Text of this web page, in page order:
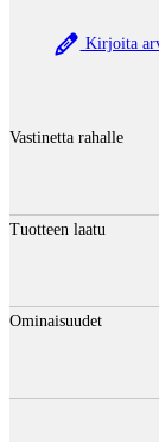
Kirjoita
Vastinetta rahalle
Tuotteen laatu
Ominaisuudet